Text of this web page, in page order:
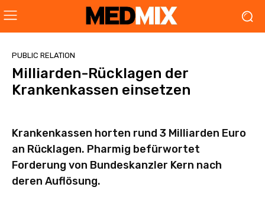
PUBLIC RELATION
Milliarden-Rücklagen der
Krankenkassen einsetzen
Krankenkassen horten rund 3 Milliarden Euro
an Rücklagen. Pharmig befürwortet
Forderung von Bundeskanzler Kern nach
deren Auflösung.